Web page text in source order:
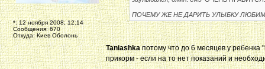
*: 12 ноября 2008, 12:14
Сообщения: 670
Откуда: Киев Оболонь
ПОЧЕМУ ЖЕ НЕ ДАРИТЬ УЛЫБКУ
Taniashkaпотому что до 6 месяцев у
прикорм - если на то нет показаний и